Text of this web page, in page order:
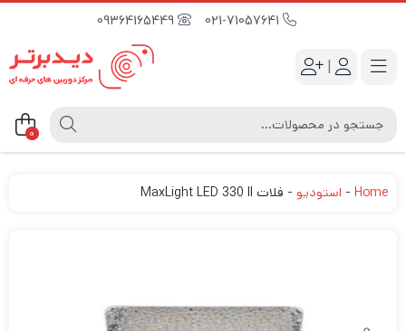
09364165449
|
0
Home
- استودیو - فلات MaxLight LED 330 II